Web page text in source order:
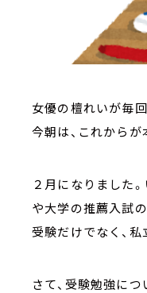
女優の檀れいが毎
今朝は、これからが
２月になりました
や大学の推薦入試
受験だけでなく、
さて、受験勉強に